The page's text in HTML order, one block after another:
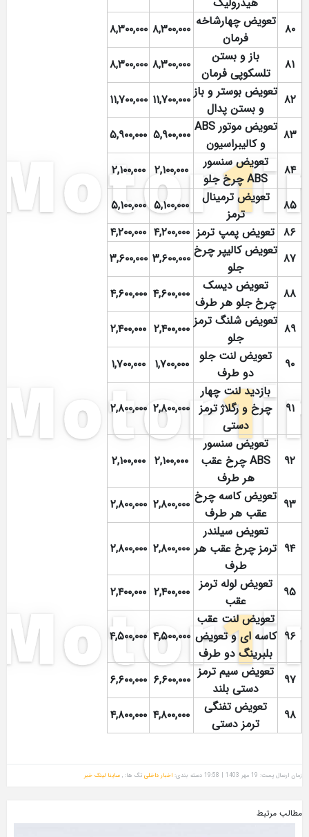
۸۰ تعویض چهارشاخه
فرمان
۸,۳۰۰,۰۰۰ ۸,۳۰۰,۰۰۰
۸۱
باز و بستن
تلسکوپی فرمان
۸,۳۰۰,۰۰۰ ۸,۳۰۰,۰۰۰
۸۲ تعویض بوستر و باز
و بستن پدال
۱۱,۷۰۰,۰۰۰ ۱۱,۷۰۰,۰۰۰
۸۳
تعویض موتور ABS
و کالیبراسیون
۵,۹۰۰,۰۰۰ ۵,۹۰۰,۰۰۰
۸۴
تعویض سنسور
ABS چرخ جلو
۲,۱۰۰,۰۰۰ ۲,۱۰۰,۰۰۰
۸۵
تعویض ترمینال
ترمز
۵,۱۰۰,۰۰۰ ۵,۱۰۰,۰۰۰
۸۶ تعویض پمپ ترمز ۴,۲۰۰,۰۰۰ ۴,۲۰۰,۰۰۰
۸۷ تعویض کالیپر چرخ
جلو
۳,۶۰۰,۰۰۰ ۳,۶۰۰,۰۰۰
۸۸
تعویض دیسک
چرخ جلو هر طرف
۴,۶۰۰,۰۰۰ ۴,۶۰۰,۰۰۰
۸۹ تعویض شلنگ ترمز
جلو
۲,۴۰۰,۰۰۰ ۲,۴۰۰,۰۰۰
۹۰
تعویض لنت جلو
دو طرف
۱,۷۰۰,۰۰۰ ۱,۷۰۰,۰۰۰
۹۱
بازدید لنت چهار
چرخ و رگلاژ ترمز
دستی
۲,۸۰۰,۰۰۰ ۲,۸۰۰,۰۰۰
۹۲
تعویض سنسور
ABS چرخ عقب
هر طرف
۲,۱۰۰,۰۰۰ ۲,۱۰۰,۰۰۰
۹۳ تعویض کاسه چرخ
عقب هر طرف
۲,۸۰۰,۰۰۰ ۲,۸۰۰,۰۰۰
۹۴
تعویض سیلندر
ترمز چرخ عقب هر
طرف
۲,۸۰۰,۰۰۰ ۲,۸۰۰,۰۰۰
۹۵
تعویض لوله ترمز
عقب
۲,۴۰۰,۰۰۰ ۲,۴۰۰,۰۰۰
۹۶
تعویض لنت عقب
کاسه ای و تعویض
بلبرینگ دو طرف
۴,۵۰۰,۰۰۰ ۴,۵۰۰,۰۰۰
۹۷
تعویض سیم ترمز
دستی بلند
۶,۶۰۰,۰۰۰ ۶,۶۰۰,۰۰۰
۹۸
تعویض تفنگی
ترمز دستی
۴,۸۰۰,۰۰۰ ۴,۸۰۰,۰۰۰
زمان ارسال پست: 19 مهر 1403 | 19:58 دسته بندی: اخبار داخلی تگ ها: , ساینا لینک خبر
مطالب مرتبط